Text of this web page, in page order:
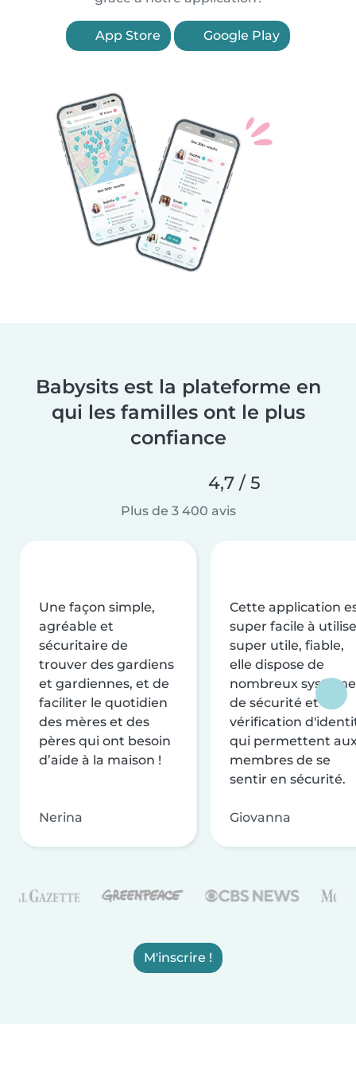
App Store Google Play
Babysits est la plateforme en
qui les familles ont le plus
confiance
4,7 / 5
Plus de 3 400 avis
Une façon simple,
agréable et
sécuritaire de
trouver des gardiens
et gardiennes, et de
faciliter le quotidien
des mères et des
pères qui ont besoin
d’aide à la maison !
Nerina
Cette application
super facile à
super utile, fiable,
elle dispose de
nombreux
de sécurité et de
vérification
qui permettent
membres de se
sentir en sécurité.
Giovanna
M'inscrire !